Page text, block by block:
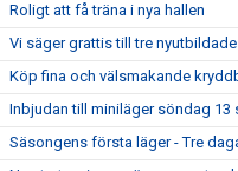
Roligt att få träna i nya hallen
Vi säger grattis till tre
Köp fina och välsmakande
Inbjudan till miniläger söndag 13
Säsongens första läger - Tre